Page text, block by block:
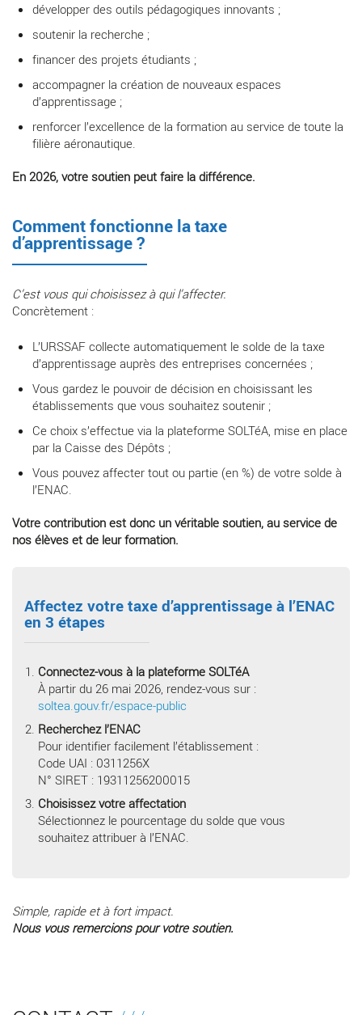
développer des outils pédagogiques innovants ;
soutenir la recherche ;
financer des projets étudiants ;
accompagner la création de nouveaux espaces
d’apprentissage ;
renforcer l’excellence de la formation au service de toute la
filière aéronautique.
En 2026, votre soutien peut faire la différence.
Comment fonctionne la taxe
d’apprentissage ?
C’est vous qui choisissez à qui l’affecter.
Concrètement :
L’URSSAF collecte automatiquement le solde de la taxe
d’apprentissage auprès des entreprises concernées ;
Vous gardez le pouvoir de décision en choisissant les
établissements que vous souhaitez soutenir ;
Ce choix s’effectue via la plateforme SOLTéA, mise en place
par la Caisse des Dépôts ;
Vous pouvez affecter tout ou partie (en %) de votre solde à
l’ENAC.
Votre contribution est donc un véritable soutien, au service de
nos élèves et de leur formation.
Affectez votre taxe d’apprentissage à l’ENAC
en 3 étapes
Connectez-vous à la plateforme SOLTéA
À partir du 26 mai 2026, rendez-vous sur :
soltea.gouv.fr/espace-public
Recherchez l’ENAC
Pour identifier facilement l’établissement :
Code UAI : 0311256X
N° SIRET : 19311256200015
Choisissez votre affectation
Sélectionnez le pourcentage du solde que vous
souhaitez attribuer à l’ENAC.
Simple, rapide et à fort impact.
Nous vous remercions pour votre soutien.